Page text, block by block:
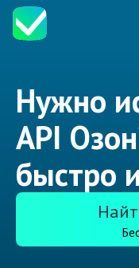
Нужно
API
быстро